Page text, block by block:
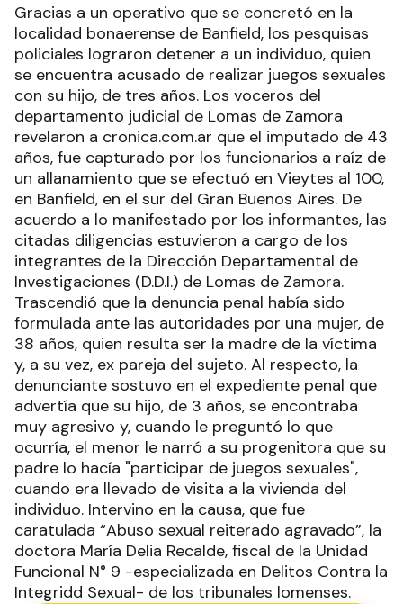
Gracias a un operativo que se concretó en la
localidad bonaerense de Banfield, los pesquisas
policiales lograron detener a un individuo, quien
se encuentra acusado de realizar juegos sexuales
con su hijo, de tres años. Los voceros del
departamento judicial de Lomas de Zamora
revelaron a cronica.com.ar que el imputado de 43
años, fue capturado por los funcionarios a raíz de
un allanamiento que se efectuó en Vieytes al 100,
en Banfield, en el sur del Gran Buenos Aires. De
acuerdo a lo manifestado por los informantes, las
citadas diligencias estuvieron a cargo de los
integrantes de la Dirección Departamental de
Investigaciones (D.D.I.) de Lomas de Zamora.
Trascendió que la denuncia penal había sido
formulada ante las autoridades por una mujer, de
38 años, quien resulta ser la madre de la víctima
y, a su vez, ex pareja del sujeto. Al respecto, la
denunciante sostuvo en el expediente penal que
advertía que su hijo, de 3 años, se encontraba
muy agresivo y, cuando le preguntó lo que
ocurría, el menor le narró a su progenitora que su
padre lo hacía "participar de juegos sexuales",
cuando era llevado de visita a la vivienda del
individuo. Intervino en la causa, que fue
caratulada “Abuso sexual reiterado agravado”, la
doctora María Delia Recalde, fiscal de la Unidad
Funcional N° 9 -especializada en Delitos Contra la
Integridd Sexual- de los tribunales lomenses.